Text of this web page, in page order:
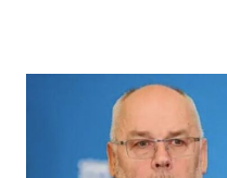
содержимому